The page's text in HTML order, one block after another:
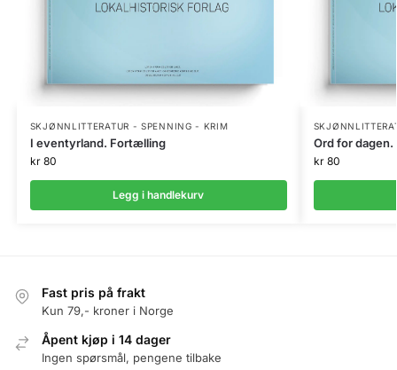
SKJØNNLITTERATUR - SPENNING - KRIM
I eventyrland. Fortælling
kr80
Legg i handlekurv
Ord for dagen.
kr80
Fast pris på frakt
Kun 79,- kroner i Norge
Åpent kjøp i 14 dager
Ingen spørsmål, pengene tilbake